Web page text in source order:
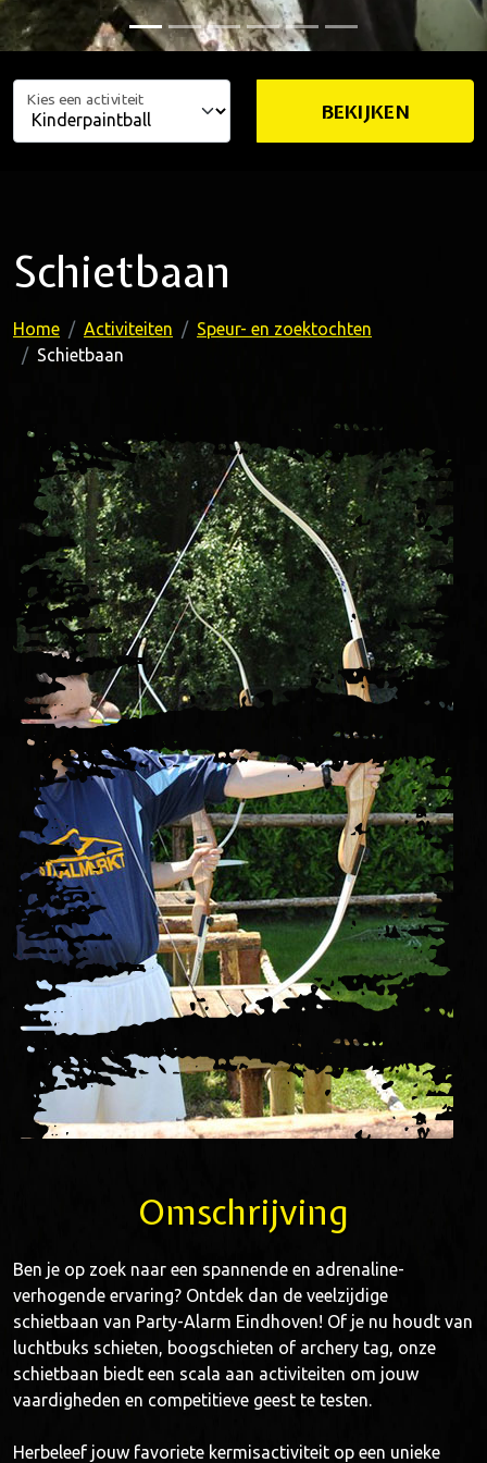
Kies een activiteit BEKIJKEN
Schietbaan
Home Activiteiten
Speur- en zoektochten
Schietbaan
Omschrijving
Ben je op zoek naar een spannende en adrenaline-
verhogende ervaring? Ontdek dan de veelzijdige
schietbaan van Party-Alarm Eindhoven! Of je nu houdt van
luchtbuks schieten, boogschieten of archery tag, onze
schietbaan biedt een scala aan activiteiten om jouw
vaardigheden en competitieve geest te testen.
Herbeleef jouw favoriete kermisactiviteit op een unieke